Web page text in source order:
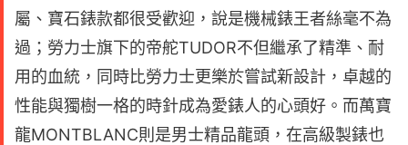
屬、寶石錶款都很受歡迎，說是機械錶王者絲毫不為
過；勞力士旗下的帝舵TUDOR不但繼承了精準、耐
用的血統，同時比勞力士更樂於嘗試新設計，卓越的
性能與獨樹一格的時針成為愛錶人的心頭好。而萬寶
龍MONTBLANC則是男士精品龍頭，在高級製錶也